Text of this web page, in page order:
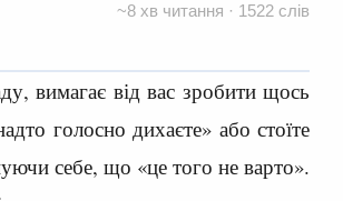
~8 хв читання · 1522 слів
вимагає від вас зробити щось
голосно дихаєте» або стоїте
себе, що «це того не варто».